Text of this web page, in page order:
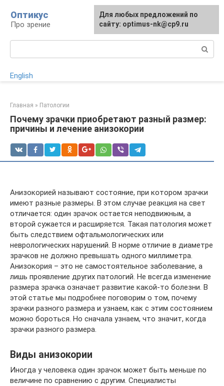
контенту
Оптикус
Про зрение
English
Главная » Патологии
Почему зрачки приобретают разный размер:
причины и лечение анизокории
Анизокорией называют состояние, при котором зрачки
имеют разные размеры. В этом случае реакция на свет
отличается: один зрачок остается неподвижным, а
второй сужается и расширяется. Такая патология может
быть следствием офтальмологических или
неврологических нарушений. В норме отличие в диаметре
зрачков не должно превышать одного миллиметра.
Анизокория – это не самостоятельное заболевание, а
лишь проявление других патологий. Не всегда изменение
размера зрачка означает развитие какой-то болезни. В
этой статье мы подробнее поговорим о том, почему
зрачки разного размера и узнаем, как с этим состоянием
можно бороться. Но сначала узнаем, что значит, когда
зрачки разного размера.
Виды анизокории
Иногда у человека один зрачок может быть меньше по
величине по сравнению с другим. Специалисты
Для любых предложений по
сайту: optimus-nk@cp9.ru